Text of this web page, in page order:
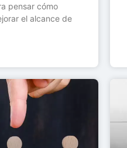
pensar cómo
el alcance de